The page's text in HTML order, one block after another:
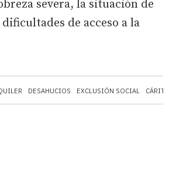
DESAHUCIOS EXCLUSIÓN SOCIAL
severa, la situación de
de acceso a la